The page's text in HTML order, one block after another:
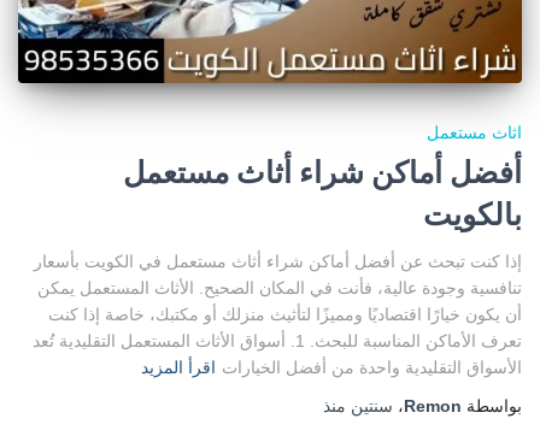
اثاث مستعمل
أفضل أماكن شراء أثاث مستعمل
بالكويت
إذا كنت تبحث عن أفضل أماكن شراء أثاث مستعمل في الكويت بأسعار
تنافسية وجودة عالية، فأنت في المكان الصحيح. الأثاث المستعمل يمكن
أن يكون خيارًا اقتصاديًا ومميزًا لتأثيث منزلك أو مكتبك، خاصة إذا كنت
تعرف الأماكن المناسبة للبحث. 1. أسواق الأثاث المستعمل التقليدية تُعد
الأسواق التقليدية واحدة من أفضل الخيارات اقرأ المزيد
بواسطة Remon، سنتين منذ